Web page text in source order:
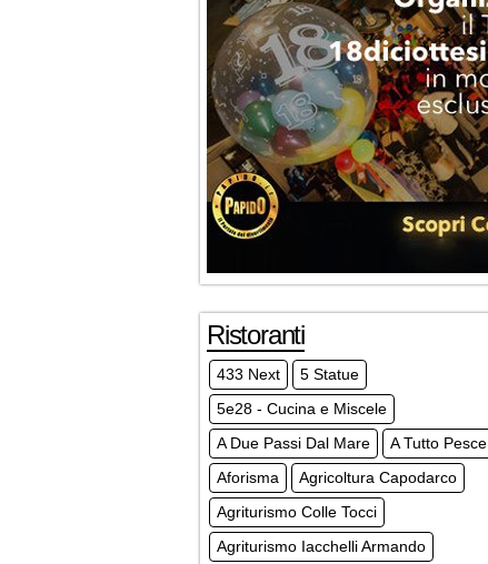
Ristoranti
433 Next
5 Statue
5e28 - Cucina e Miscele
A Due Passi Dal Mare
A Tutto Pesce
Aforisma
Agricoltura Capodarco
Agriturismo Colle Tocci
Agriturismo Iacchelli Armando